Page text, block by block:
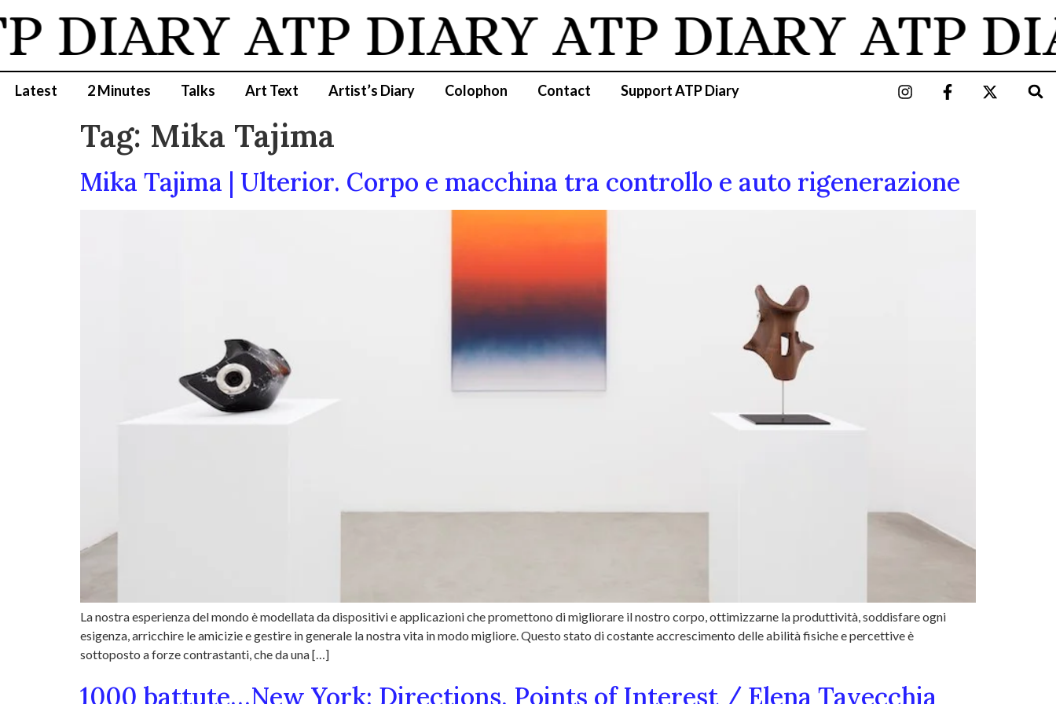
DIARY ATP DIARY ATP DIARY ATP
Latest 2 Minutes Talks Art Text Artist’s Diary Colophon Contact Support ATP Diary
Tag: Mika Tajima
Mika Tajima | Ulterior. Corpo e macchina tra controllo e auto rigenerazione
La nostra esperienza del mondo è modellata da dispositivi e applicazioni che promettono di migliorare il nostro corpo, ottimizzarne la produttività, soddisfare ogni
esigenza, arricchire le amicizie e gestire in generale la nostra vita in modo migliore. Questo stato di costante accrescimento delle abilità fisiche e percettive è
sottoposto a forze contrastanti, che da una […]
1000 battute…New York: Directions, Points of Interest / Elena Tavecchia